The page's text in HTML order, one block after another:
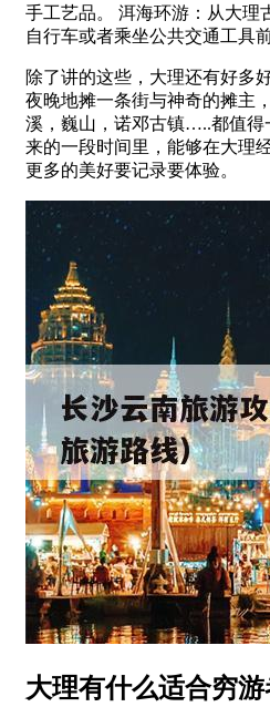
手工艺品。 洱海环游：从大理
自行车或者乘坐公共交通工具
除了讲的这些，大理还有好多
夜晚地摊一条街与神奇的摊主
溪，巍山，诺邓古镇…..都值得
来的一段时间里，能够在大理
更多的美好要记录要体验。
大理有什么适合穷